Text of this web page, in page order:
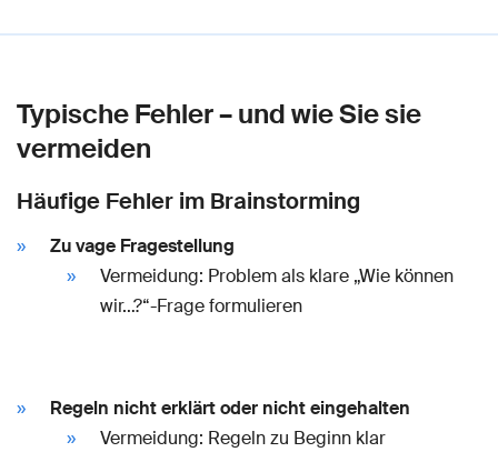
Typische Fehler – und wie Sie sie
vermeiden
Häufige Fehler im Brainstorming
Zu vage Fragestellung
Vermeidung: Problem als klare „Wie können
wir…?“-Frage formulieren
Regeln nicht erklärt oder nicht eingehalten
Vermeidung: Regeln zu Beginn klar